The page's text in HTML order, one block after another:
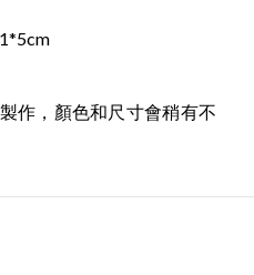
作，顏色和尺寸會稍有不